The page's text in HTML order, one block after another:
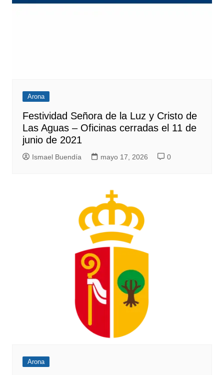
Arona
Festividad Señora de la Luz y Cristo de
Las Aguas – Oficinas cerradas el 11 de
junio de 2021
Ismael Buendía mayo 17, 2026 0
Arona